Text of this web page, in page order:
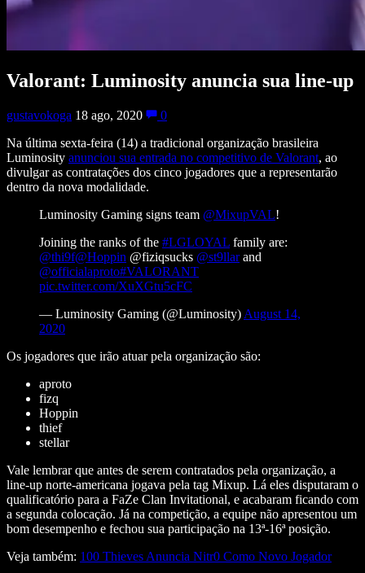
Valorant: Luminosity anuncia sua line-up
gustavokoga 18 ago, 2020
0
Na última sexta-feira (14) a tradicional organização brasileira
Luminosity anunciou sua entrada no competitivo de Valorant, ao
divulgar as contratações dos cinco jogadores que a representarão
dentro da nova modalidade.
Luminosity Gaming signs team @MixupVAL!
Joining the ranks of the #LGLOYAL family are:
@thi9f@Hoppin @fiziqsucks @st9llarand
@officialaproto#VALORANT
pic.twitter.com/XuXGtu5cFC
— Luminosity Gaming (@Luminosity) August 14,
2020
Os jogadores que irão atuar pela organização são:
aproto
fizq
Hoppin
thief
stellar
Vale lembrar que antes de serem contratados pela organização, a
line-up norte-americana jogava pela tag Mixup. Lá eles disputaram o
qualificatório para a FaZe Clan Invitational, e acabaram ficando com
a segunda colocação. Já na competição, a equipe não apresentou um
bom desempenho e fechou sua participação na 13ª-16ª posição.
Veja também: 100 Thieves Anuncia Nitr0 Como Novo Jogador